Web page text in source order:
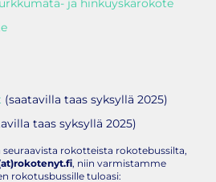
(saatavilla taas syksyllä 2025)
taas syksyllä 2025)
rokotteista rokotebussilta,
, niin varmistamme
rokotusbussille tuloasi: